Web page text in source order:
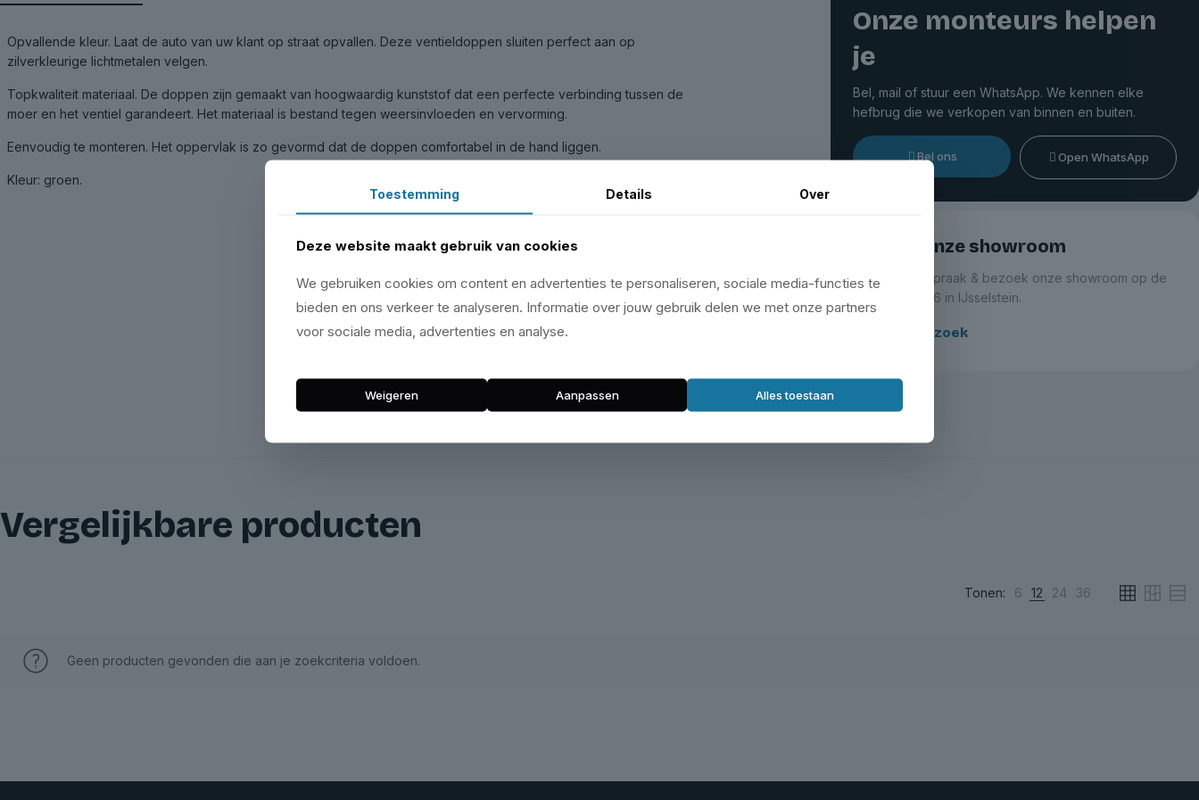
Opvallende kleur. Laat de auto van uw klant op straat opvallen. Deze ventieldoppen sluiten perfect aan op
zilverkleurige lichtmetalen velgen.
Topkwaliteit materiaal. De doppen zijn gemaakt van hoogwaardig kunststof dat een perfecte verbinding tussen de
moer en het ventiel garandeert. Het materiaal is bestand tegen weersinvloeden en vervorming.
Eenvoudig te monteren. Het oppervlak is zo gevormd dat de doppen comfortabel in de hand liggen.
Kleur: groen.
Onze monteurs helpen
je
Bel, mail of stuur een WhatsApp. We kennen elke
hefbrug die we verkopen van binnen en buiten.
Bel ons Open WhatsApp
Bezoek onze showroom
Maak een afspraak & bezoek onze showroom op de
Zeemanlaan 16 in IJsselstein.
Plan je bezoek
Vergelijkbare producten
Tonen: 6 12 24 36
Geen producten gevonden die aan je zoekcriteria voldoen.
Toestemming Details Over
Deze website maakt gebruik van cookies
We gebruiken cookies om content en advertenties te personaliseren, sociale media-functies te
bieden en ons verkeer te analyseren. Informatie over jouw gebruik delen we met onze partners
voor sociale media, advertenties en analyse.
Weigeren Aanpassen Alles toestaan